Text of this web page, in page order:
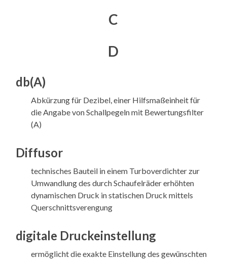
C
D
db(A)
Abkürzung für Dezibel, einer Hilfsmaßeinheit für
die Angabe von Schallpegeln mit Bewertungsfilter
(A)
Diffusor
technisches Bauteil in einem Turboverdichter zur
Umwandlung des durch Schaufelräder erhöhten
dynamischen Druck in statischen Druck mittels
Querschnittsverengung
digitale Druckeinstellung
ermöglicht die exakte Einstellung des gewünschten